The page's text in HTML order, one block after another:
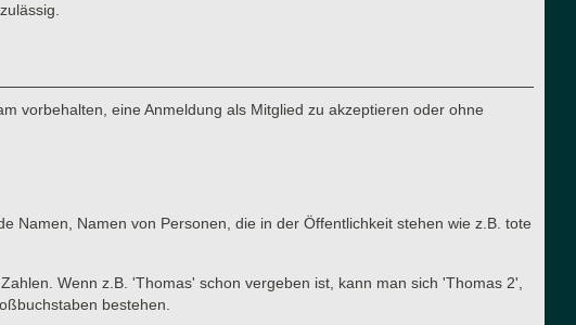
vorbehalten, eine Anmeldung als Mitglied zu akzeptieren oder ohne
Namen, Namen von Personen, die in der Öffentlichkeit stehen wie z.B. tote
Wenn z.B. 'Thomas' schon vergeben ist, kann man sich 'Thomas 2',
bestehen.